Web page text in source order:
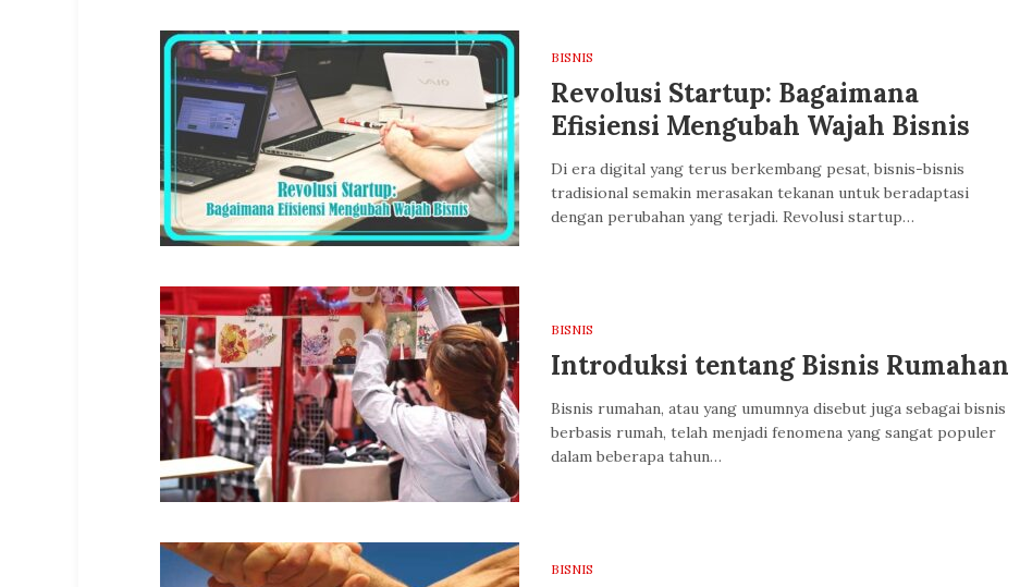
BISNIS
Revolusi Startup: Bagaimana
Efisiensi Mengubah Wajah Bisnis
Di era digital yang terus berkembang pesat, bisnis-bisnis
tradisional semakin merasakan tekanan untuk beradaptasi
dengan perubahan yang terjadi. Revolusi startup…
BISNIS
Introduksi tentang Bisnis Rumahan
Bisnis rumahan, atau yang umumnya disebut juga sebagai bisnis
berbasis rumah, telah menjadi fenomena yang sangat populer
dalam beberapa tahun…
BISNIS